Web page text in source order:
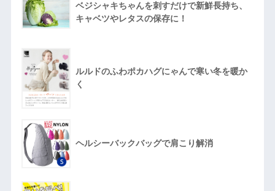
ベジシャキちゃんを刺すだけで新鮮長持ち、
キャベツやレタスの保存に！
ルルドのふわポカハグにゃんで寒い冬を暖か
く
ヘルシーバックバッグで肩こり解消